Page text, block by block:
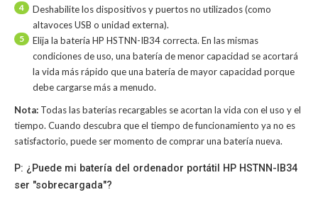
4
Deshabilite los dispositivos y puertos no utilizados (como
altavoces USB o unidad externa).
5
Elija la batería HP HSTNN-IB34 correcta. En las mismas
condiciones de uso, una batería de menor capacidad se acortará
la vida más rápido que una batería de mayor capacidad porque
debe cargarse más a menudo.
Nota: Todas las baterías recargables se acortan la vida con el uso y el
tiempo. Cuando descubra que el tiempo de funcionamiento ya no es
satisfactorio, puede ser momento de comprar una batería nueva.
P: ¿Puede mi batería del ordenador portátil HP HSTNN-IB34
ser "sobrecargada"?